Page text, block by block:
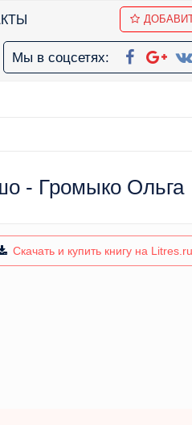
Мы в соцсетях:
- Громыко Ольга
Скачать и купить книгу на Litres.ru